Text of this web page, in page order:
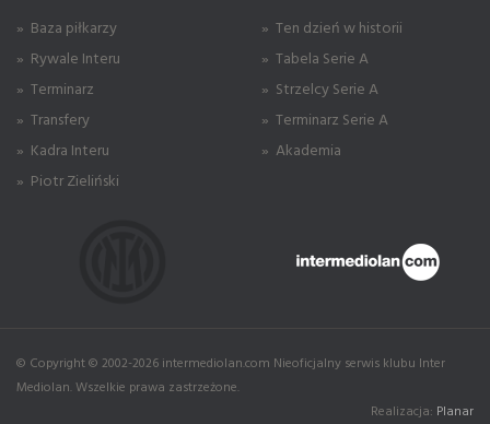
» Baza piłkarzy
» Rywale Interu
» Terminarz
» Transfery
» Kadra Interu
» Piotr Zieliński
» Ten dzień w historii
» Tabela Serie A
» Strzelcy Serie A
» Terminarz Serie A
» Akademia
© Copyright © 2002-2026 intermediolan.com Nieoficjalny serwis klubu Inter
Mediolan. Wszelkie prawa zastrzeżone.
Realizacja: Planar